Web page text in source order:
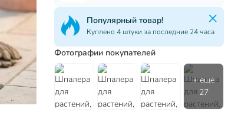
Популярный товар!
Куплено 4 штуки за последние 24 часа
Фотографии покупателей